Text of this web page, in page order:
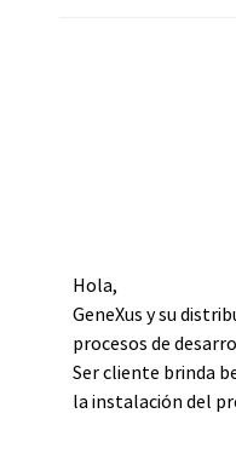
Hola,
GeneXus y su
procesos de
Ser cliente brinda
la instalación del